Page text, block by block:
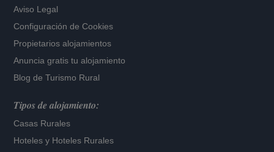
Aviso Legal
Configuración de Cookies
Propietarios alojamientos
Anuncia gratis tu alojamiento
Blog de Turismo Rural
Tipos de alojamiento:
Casas Rurales
Hoteles y Hoteles Rurales